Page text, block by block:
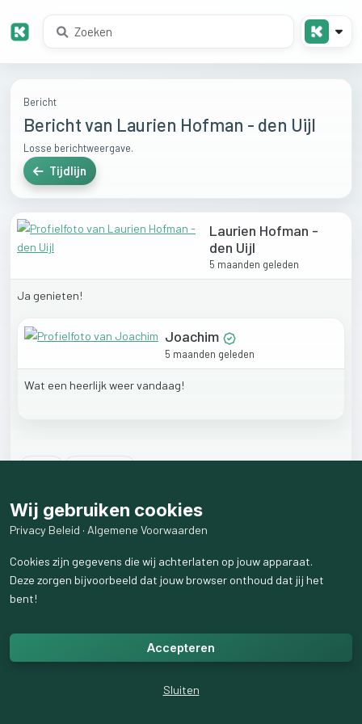
Bericht
Bericht van Laurien Hofman - den Uijl
Losse berichtweergave.
Tijdlijn
Laurien Hofman -
den Uijl
5 maanden geleden
Ja genieten!
Joachim
5 maanden geleden
Wat een heerlijk weervandaag!
reactie weergeven
Wij gebruiken cookies
Privacy Beleid · Algemene Voorwaarden
Cookies zijn gegevens die wij achterlaten op jouw apparaat.
Deze zorgen bijvoorbeeld dat jouw browser onthoud dat jij het
bent!
Accepteren
Sluiten